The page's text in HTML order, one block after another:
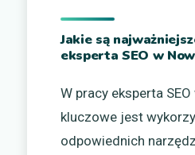
Jakie są
eksperta SEO w
W pracy eksperta
kluczowe jest
odpowiednich